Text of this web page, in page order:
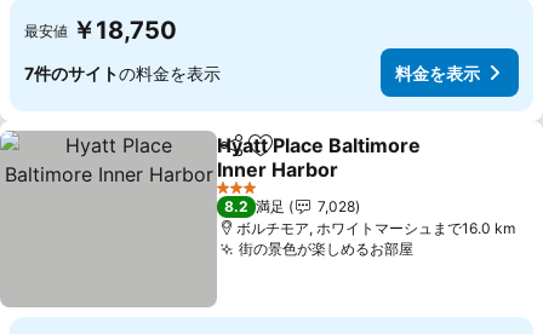
最安値 ￥18,750
7件のサイトの料金を表示 料金を表示
シェアお気に入りに追加
Hyatt Place Baltimore
Inner Harbor
料金を表示
3 ホテルのランク
8.2 満足
7,028
ボルチモア, ホワイトマーシュまで16.0 km
街の景色が楽しめるお部屋料金を表示